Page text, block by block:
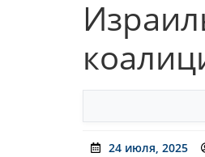
24 июля, 2025